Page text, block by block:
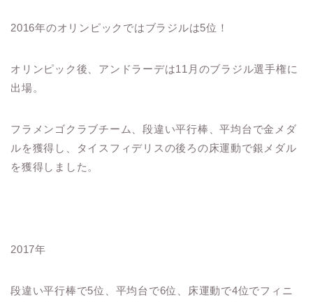
2016年のオリンピックではブラジルは5位！
オリンピック後、アンドラーデは11月のブラジル選手権に
出場。
フラメンゴクラブチーム、段違い平行棒、平均台で金メダ
ルを獲得し、タイスフィデリスの後ろの床運動で銀メダル
を獲得しました。
2017年
段違い平行棒で5位、平均台で6位、床運動で4位でフィニ